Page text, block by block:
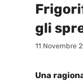
gli
11 Novembre
Una